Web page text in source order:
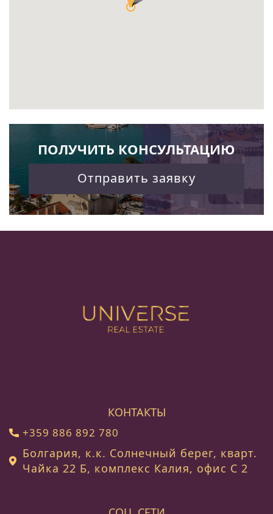
ПОЛУЧИТЬ КОНСУЛЬТАЦИЮ
Отправить заявку
КОНТАКТЫ
+359 886 892 780
Болгария, к.к. Солнечный берег, кварт.
Чайка 22 Б, комплекс Калия, офис C 2